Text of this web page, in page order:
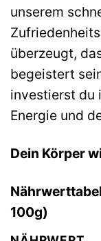
unserem
überzeugt,
begeistert
investierst du
Energie und
Dein Körper
100g)